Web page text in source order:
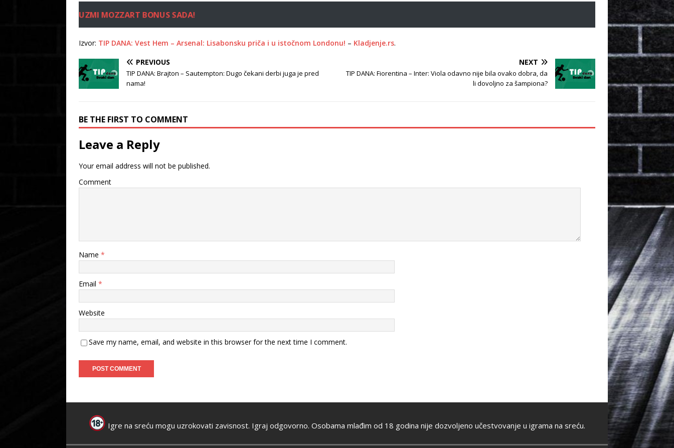
UZMI MOZZART BONUS SADA!
Izvor: TIP DANA: Vest Hem – Arsenal: Lisabonsku priča i u istočnom Londonu! – Kladjenje.rs.
PREVIOUS
TIP DANA: Brajton – Sautempton: Dugo čekani derbi juga je pred
nama!
NEXT
TIP DANA: Fiorentina – Inter: Viola odavno nije bila ovako dobra, da
li dovoljno za šampiona?
BE THE FIRST TO COMMENT
Leave a Reply
Your email address will not be published.
Comment
Name *
Email *
Website
Save my name, email, and website in this browser for the next time I comment.
Igre na sreću mogu uzrokovati zavisnost. Igraj odgovorno. Osobama mlađim od 18 godina nije dozvoljeno učestvovanje u igrama na sreću.